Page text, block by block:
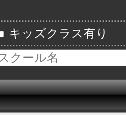
キッズクラス有り